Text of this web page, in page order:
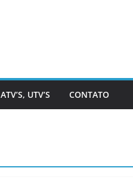
ATV’S, UTV’S CONTATO